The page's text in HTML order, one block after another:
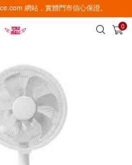
網站，實體門市信心保證。
0
查看